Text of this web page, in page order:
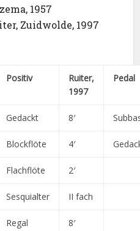
1957
Zuidwolde, 1997
Positiv
Ruiter,
1997
Pedal
Gedackt 8′
Blockflöte 4′
Flachflöte 2′
Sesquialter II fach
Regal 8′